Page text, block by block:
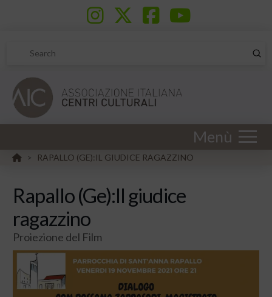
Search
Menù
HOME
> RAPALLO (GE):IL GIUDICE RAGAZZINO
Rapallo (Ge):Il giudice
ragazzino
Proiezione del Film